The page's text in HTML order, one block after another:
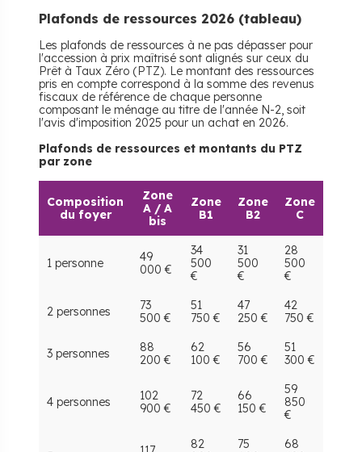
Plafonds de ressources 2026 (tableau)
Les plafonds de ressources à ne pas dépasser pour
l'accession à prix maîtrisé sont alignés sur ceux du
Prêt à Taux Zéro (PTZ). Le montant des ressources
pris en compte correspond à la somme des revenus
fiscaux de référence de chaque personne
composant le ménage au titre de l'année N-2, soit
l'avis d'imposition 2025 pour un achat en 2026.
Plafonds de ressources et montants du PTZ
par zone
Composition
du foyer
Zone
A / A
bis
Zone
B1
Zone
B2
Zone
C
1 personne
49
000 €
34
500
€
31
500
€
28
500
€
2 personnes
73
500 €
51
750 €
47
250 €
42
750 €
3 personnes
88
200 €
62
100 €
56
700 €
51
300 €
4 personnes
102
900 €
72
450 €
66
150 €
59
850
€
82
75
68